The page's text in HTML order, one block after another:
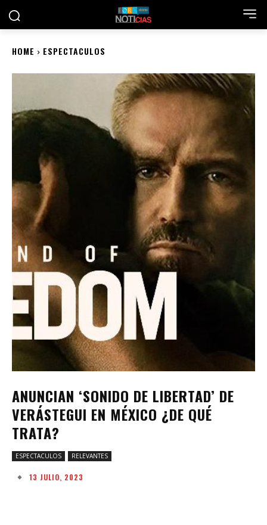
HOME ESPECTACULOS
ANUNCIAN ‘SONIDO DE LIBERTAD’ DE
VERÁSTEGUI EN MÉXICO ¿DE QUÉ
TRATA?
ESPECTACULOS RELEVANTES
13 JULIO, 2023